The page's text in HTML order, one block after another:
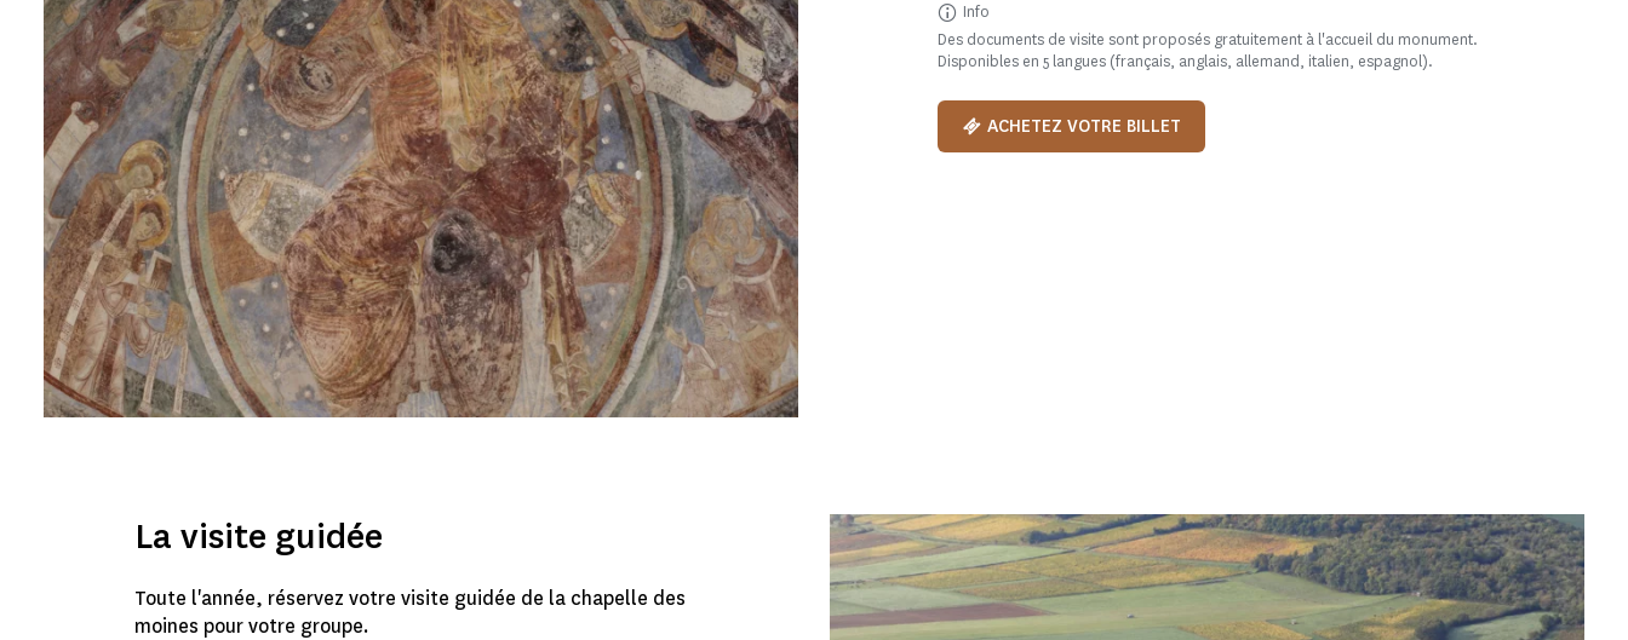
Info
Des documents de visite sont proposés gratuitement à l'accueil du monument.
Disponibles en 5 langues (français, anglais, allemand, italien, espagnol).
ACHETEZ VOTRE BILLET
La visite guidée
Toute l'année, réservez votre visite guidée de la chapelle des
moines pour votre groupe.